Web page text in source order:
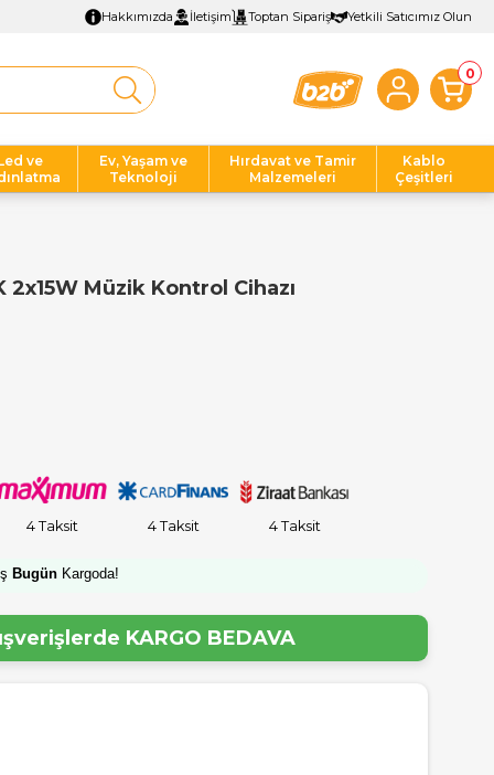
Hakkımızda İletişim Toptan Sipariş Yetkili Satıcımız Olun
0
ve
Ev, Yaşam ve
Teknoloji
Hırdavat ve Tamir
Malzemeleri
Kablo
Çeşitleri
Müzik Kontrol Cihazı
4 Taksit 4 Taksit 4 Taksit
Bugün Kargoda!
KARGO BEDAVA